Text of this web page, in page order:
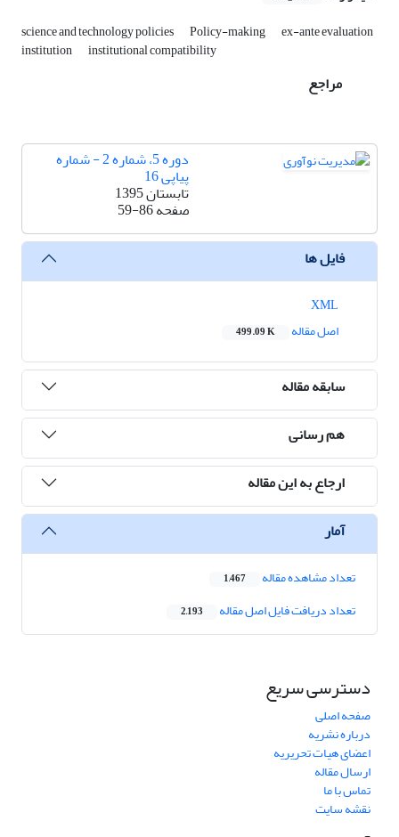
science and technology policies Policy-making ex-ante evaluation
institution institutional compatibility
مراجع
دوره 5، شماره 2 - شماره
پیاپی 16
تابستان 1395
صفحه59-86
فایل ها
اصل مقاله
499.09 K
سابقه مقاله
هم رسانی
ارجاع به این مقاله
آمار
تعداد مشاهده مقاله 1,467
تعداد دریافت فایل اصل مقاله 2,193
دسترسی سریع
صفحه اصلی
درباره نشریه
اعضای هیات تحریریه
ارسال مقاله
تماس با ما
نقشه سایت